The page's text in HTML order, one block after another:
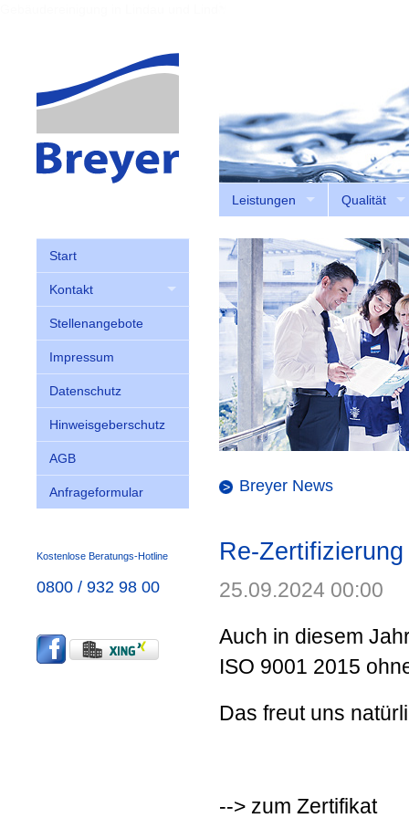
Leistungen Qualität
Start
Kontakt
Stellenangebote
Impressum
Datenschutz
Hinweisgeberschutz
AGB
Anfrageformular
Kostenlose Beratungs-Hotline
0800 / 932 98 00
Breyer News
Re-
25.09.2024 00:00
Auch in diesem
ISO 9001 2015
Das freut uns
--> zum Zertifikat